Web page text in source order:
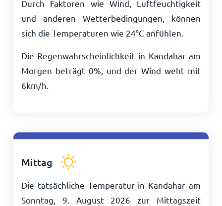
Durch Faktoren wie Wind, Luftfeuchtigkeit
und anderen Wetterbedingungen, können
sich die Temperaturen wie 24°C anfühlen.
Die Regenwahrscheinlichkeit in Kandahar am
Morgen beträgt 0%, und der Wind weht mit
6km/h
Mittag
Die tatsächliche Temperatur in Kandahar am
Sonntag, 9. August 2026 zur Mittagszeit